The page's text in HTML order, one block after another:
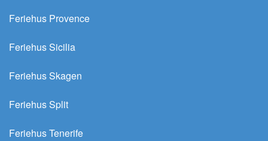
Feriehus Provence
Feriehus Sicilia
Feriehus Skagen
Feriehus Split
Feriehus Tenerife